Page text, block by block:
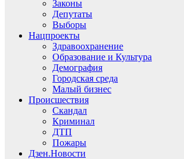
Законы
Депутаты
Выборы
Нацпроекты
Здравоохранение
Образование и Культура
Демография
Городская среда
Малый бизнес
Происшествия
Скандал
Криминал
ДТП
Пожары
Дзен.Новости